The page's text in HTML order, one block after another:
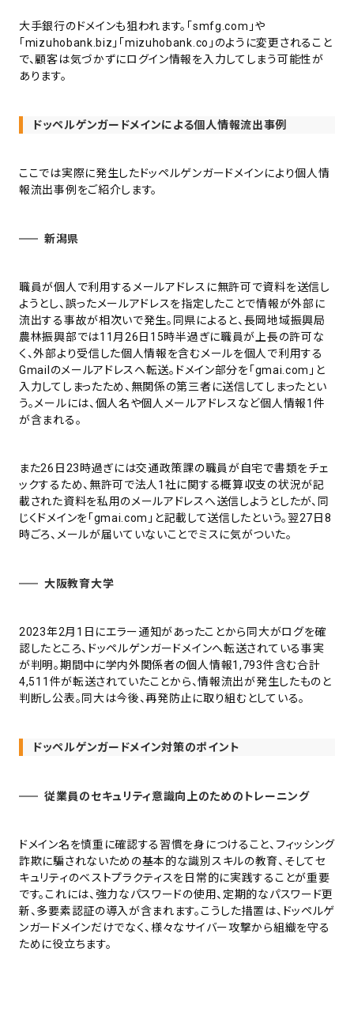
大手銀行のドメインも狙われます。「smfg.com」や
「mizuhobank.biz」「mizuhobank.co」のように変更されること
で、顧客は気づかずにログイン情報を入力してしまう可能性が
あります。
ドッペルゲンガードメインによる個人情報流出事例
ここでは実際に発生したドッペルゲンガードメインにより個人情
報流出事例をご紹介します。
新潟県
職員が個人で利用するメールアドレスに無許可で資料を送信し
ようとし、誤ったメールアドレスを指定したことで情報が外部に
流出する事故が相次いで発生。同県によると、長岡地域振興局
農林振興部では11月26日15時半過ぎに職員が上長の許可な
く、外部より受信した個人情報を含むメールを個人で利用する
Gmailのメールアドレスへ転送。ドメイン部分を「gmai.com」と
入力してしまったため、無関係の第三者に送信してしまったとい
う。メールには、個人名や個人メールアドレスなど個人情報1件
が含まれる。
また26日23時過ぎには交通政策課の職員が自宅で書類をチェ
ックするため、無許可で法人1社に関する概算収支の状況が記
載された資料を私用のメールアドレスへ送信しようとしたが、同
じくドメインを「gmai.com」と記載して送信したという。翌27日8
時ごろ、メールが届いていないことでミスに気がついた。
大阪教育大学
2023年2月1日にエラー通知があったことから同大がログを確
認したところ、ドッペルゲンガードメインへ転送されている事実
が判明。期間中に学内外関係者の個人情報1,793件含む合計
4,511件が転送されていたことから、情報流出が発生したものと
判断し公表。同大は今後、再発防止に取り組むとしている。
ドッペルゲンガードメイン対策のポイント
従業員のセキュリティ意識向上のためのトレーニング
ドメイン名を慎重に確認する習慣を身につけること、フィッシング
詐欺に騙されないための基本的な識別スキルの教育、そしてセ
キュリティのベストプラクティスを日常的に実践することが重要
です。これには、強力なパスワードの使用、定期的なパスワード更
新、多要素認証の導入が含まれます。こうした措置は、ドッペルゲ
ンガードメインだけでなく、様々なサイバー攻撃から組織を守る
ために役立ちます。